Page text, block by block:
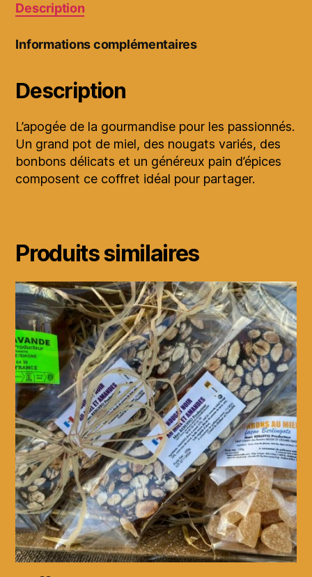
Description
Informations complémentaires
Description
L’apogée de la gourmandise pour les passionnés.
Un grand pot de miel, des nougats variés, des
bonbons délicats et un généreux pain d’épices
composent ce coffret idéal pour partager.
Produits similaires